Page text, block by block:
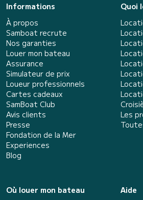
Informations
À propos
Samboat recrute
Nos garanties
Louer mon bateau
Assurance
Simulateur de prix
Loueur professionnels
Cartes cadeaux
SamBoat Club
Avis clients
Presse
Fondation de la Mer
Experiences
Blog
Quoi
Les
Où louer mon bateau
Aide